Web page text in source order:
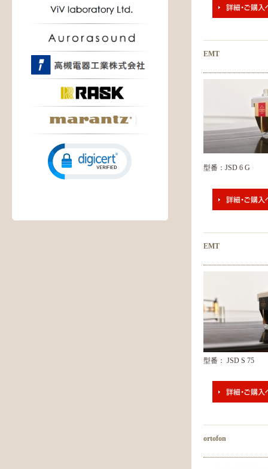
EMT
型番：JSD 6 G
EMT
型番： JSD S 75
ortofon